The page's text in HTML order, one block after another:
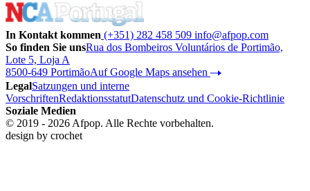
In Kontakt kommen (+351) 282 458 509 info@afpop.com
So finden Sie unsRua dos Bombeiros Voluntários de Portimão,
Lote 5, Loja A
8500-649 PortimãoAuf Google Maps ansehen
LegalSatzungen und interne
VorschriftenRedaktionsstatutDatenschutz und Cookie-Richtlinie
Soziale Medien
© 2019 - 2026 Afpop. Alle Rechte vorbehalten.
design by crochet